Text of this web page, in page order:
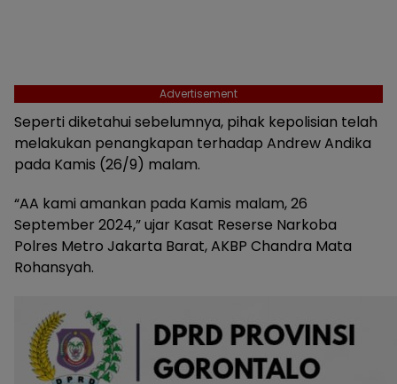
Advertisement
Seperti diketahui sebelumnya, pihak kepolisian telah
melakukan penangkapan terhadap Andrew Andika
pada Kamis (26/9) malam.
“AA kami amankan pada Kamis malam, 26
September 2024,” ujar Kasat Reserse Narkoba
Polres Metro Jakarta Barat, AKBP Chandra Mata
Rohansyah.